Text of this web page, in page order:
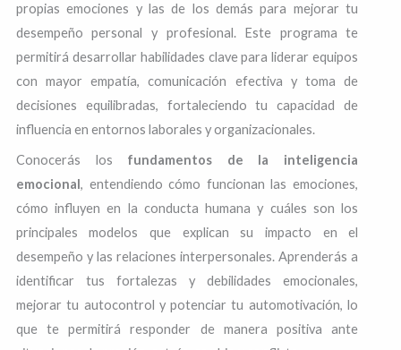
propias emociones y las de los demás para mejorar tu
desempeño personal y profesional. Este programa te
permitirá desarrollar habilidades clave para liderar equipos
con mayor empatía, comunicación efectiva y toma de
decisiones equilibradas, fortaleciendo tu capacidad de
influencia en entornos laborales y organizacionales.
Conocerás los fundamentos de la inteligencia
emocional, entendiendo cómo funcionan las emociones,
cómo influyen en la conducta humana y cuáles son los
principales modelos que explican su impacto en el
desempeño y las relaciones interpersonales. Aprenderás a
identificar tus fortalezas y debilidades emocionales,
mejorar tu autocontrol y potenciar tu automotivación, lo
que te permitirá responder de manera positiva ante